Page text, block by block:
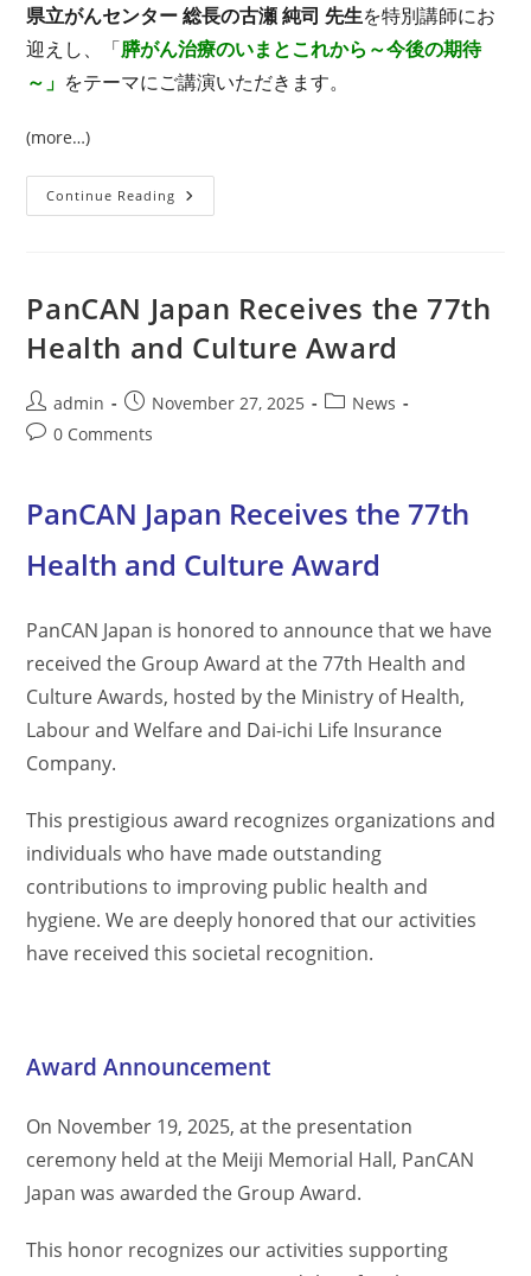
県立がんセンター 総長の古瀬 純司 先生を特別講師にお
迎えし、「膵がん治療のいまとこれから～今後の期待
～」 をテーマにご講演いただきます。
(more…)
Continue Reading 信
頼
け
る、
年
末
講
勉
強
ク
リ
ス
ス
ペ
シ
ャ
ル』
PanCAN Japan Receives the 77th
Health and Culture Award
Post
author:
admin
Post
published:
November 27, 2025
PostNews
Post0 Comments
PanCAN Japan Receives the 77th
Health and Culture Award
PanCAN Japan is honored to announce that we have
received the Group Award at the 77th Health and
Culture Awards, hosted by the Ministry of Health,
Labour and Welfare and Dai-ichi Life Insurance
Company.
This prestigious award recognizes organizations and
individuals who have made outstanding
contributions to improving public health and
hygiene. We are deeply honored that our activities
have received this societal recognition.
Award Announcement
On November 19, 2025, at the presentation
ceremony held at the Meiji Memorial Hall, PanCAN
Japan was awarded the Group Award.
This honor recognizes our activities supporting